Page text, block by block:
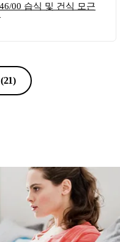
있
스
00 습식 및 건식 모근
(21)